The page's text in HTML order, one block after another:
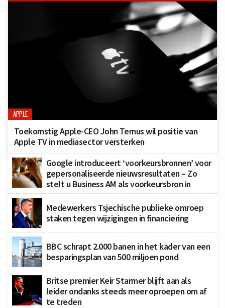
APPLE
Toekomstig Apple-CEO John Ternus wil positie van
Apple TV in mediasector versterken
Google introduceert ‘voorkeursbronnen’ voor
gepersonaliseerde nieuwsresultaten – Zo
stelt u Business AM als voorkeursbron in
Medewerkers Tsjechische publieke omroep
staken tegen wijzigingen in financiering
BBC schrapt 2.000 banen in het kader van een
besparingsplan van 500 miljoen pond
Britse premier Keir Starmer blijft aan als
leider ondanks steeds meer oproepen om af
te treden